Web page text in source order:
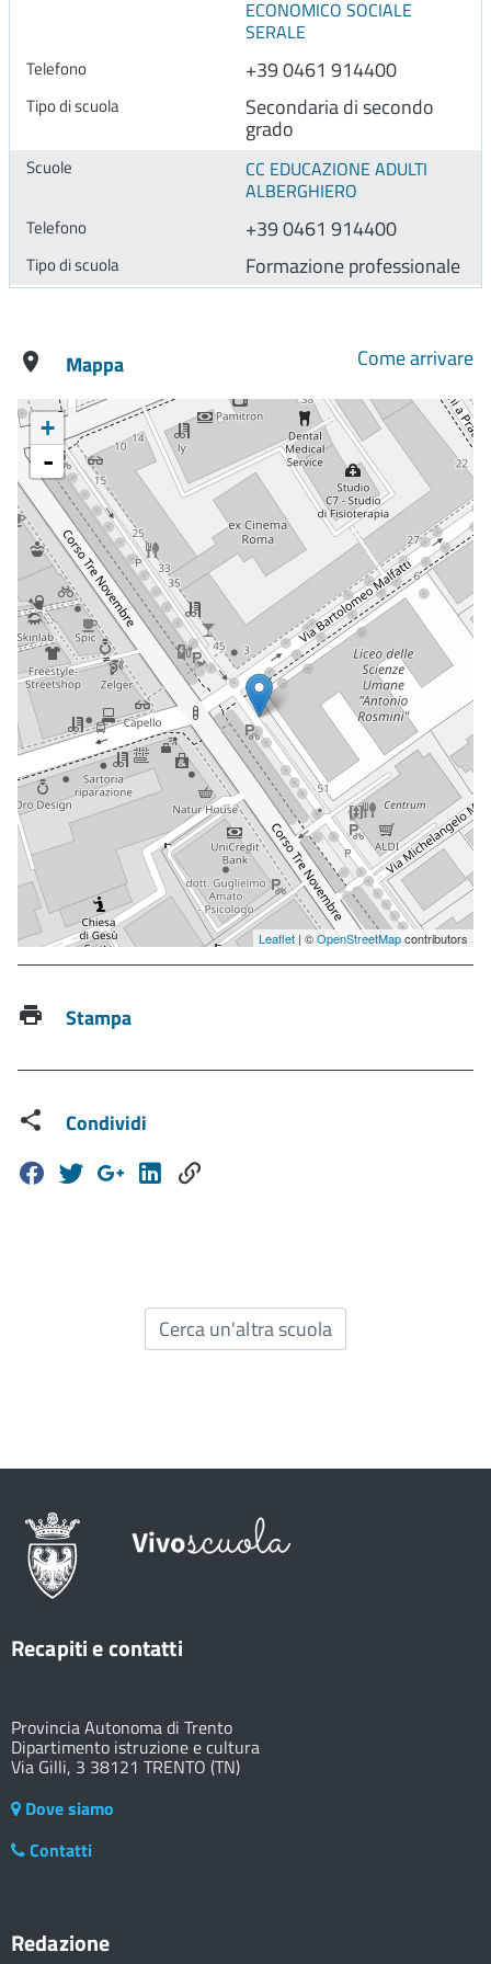
ECONOMICO SOCIALE
SERALE
+39 0461 914400
Secondaria di secondo
grado
CC EDUCAZIONE ADULTI
ALBERGHIERO
+39 0461 914400
Formazione professionale
Mappa Come arrivare
+
-
Leaflet | ©OpenStreetMapcontributors
Stampa
Condividi
Cerca un'altra scuola
Recapiti e contatti
Provincia Autonoma di Trento
Dipartimento istruzione e cultura
Via Gilli, 3 38121 TRENTO (TN)
Dove siamo
Contatti
Redazione